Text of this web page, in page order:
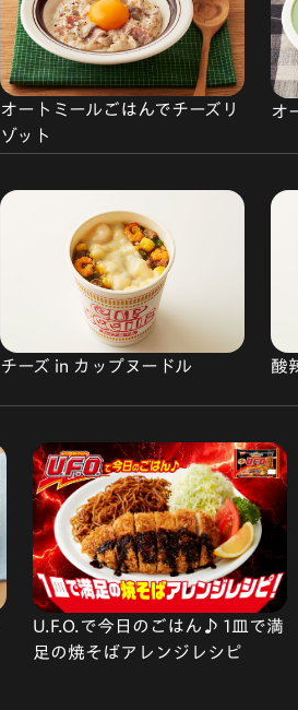
オートミールごはんでチーズリ
ゾット
オ
チーズ in カップヌードル 酸
U.F.O.で今日のごはん♪ 1皿で満
足の焼そばアレンジレシピ